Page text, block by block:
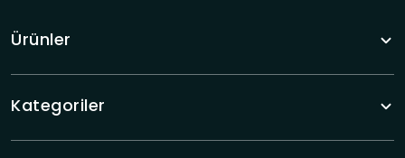
Ürünler
Kategoriler